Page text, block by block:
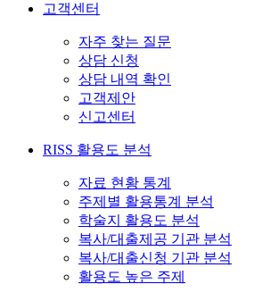
고객센터
자주 찾는 질문
상담 신청
상담 내역 확인
고객제안
신고센터
RISS 활용도 분석
자료 현황 통계
주제별 활용통계 분석
학술지 활용도 분석
복사/대출제공 기관 분석
복사/대출신청 기관 분석
활용도 높은 주제